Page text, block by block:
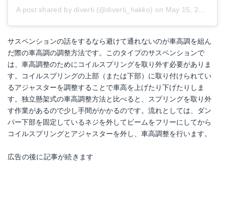
A post shared by diverti (@diverti_hakko) on May 15, 2018 at 4:15am PDT
サスペンションの話をするなら避けて通れないのが車高調を組ん
だ際の車高調の調整方法です。このタイプのサスペンションで
は、車高調整のためにコイルスプリングを取り外す必要がありま
す。コイルスプリングの上部（または下部）に取り付けられてい
るアジャスターを調整することで車高を上げたり下げたりしま
す。独立懸架式の車高調整方法と比べると、スプリングを取り外
す作業があるので少し手間がかかるのです。流れとしては、ダン
パー下部を固定しているネジを外してビームをフリーにしてから
コイルスプリングとアジャスターを外し、車高調整を行います。
広告の後に記事が続きます